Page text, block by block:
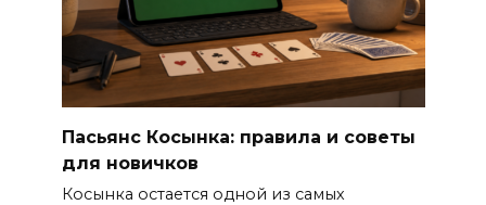
Пасьянс Косынка: правила и советы
для новичков
Косынка остается одной из самых